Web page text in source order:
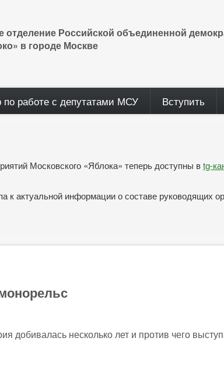
отделение Российской объединенной
в городе Москве
по работе с депутатами МСУ Вступить
Московского «Яблока» теперь доступны вtg-
к актуальной информации о составе руководящих
добивалась несколько лет и против чего